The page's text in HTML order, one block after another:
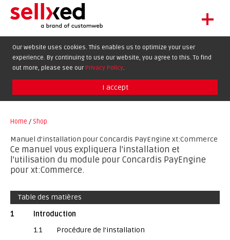
+
EXTENSIONS
BLOG
Our website uses cookies. This enables us to optimize your user
experience. By continuing to use our website, you agree to this. To find
out more, please see our Privacy Policy.
I accept
Home / Shop
Manuel d'installation pour Concardis PayEngine xt:Commerce
Ce manuel vous expliquera l'installation et
l'utilisation du module pour Concardis PayEngine
pour xt:Commerce.
Table des matières
1
Introduction
1.1
Procédure de l'installation